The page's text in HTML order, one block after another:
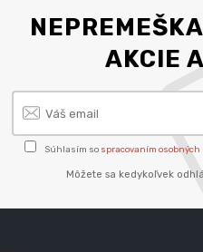
AKCIE
Súhlasím so spracovaním osobných
Môžete sa kedykoľvek